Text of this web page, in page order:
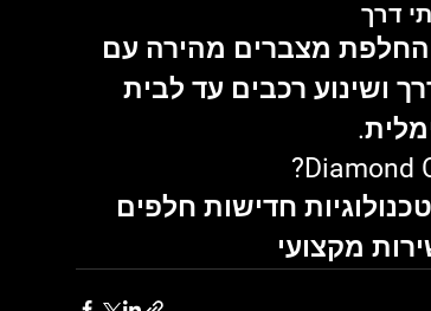
החלפת מצברים מהירה עם
ושינוע רכבים עד לבית
חדישות חלפים
מקצועי